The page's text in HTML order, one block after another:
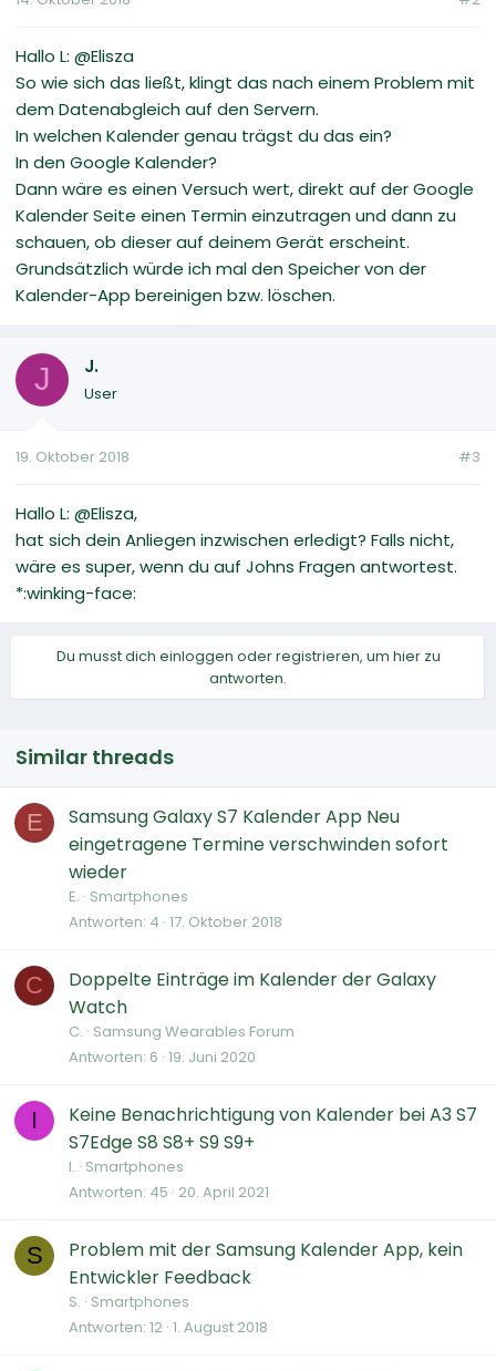
Hallo L: @Elisza
So wie sich das ließt, klingt das nach einem Problem mit
dem Datenabgleich auf den Servern.
In welchen Kalender genau trägst du das ein?
In den Google Kalender?
Dann wäre es einen Versuch wert, direkt auf der Google
Kalender Seite einen Termin einzutragen und dann zu
schauen, ob dieser auf deinem Gerät erscheint.
Grundsätzlich würde ich mal den Speicher von der
Kalender-App bereinigen bzw. löschen.
J J.
User
19. Oktober 2018 #3
Hallo L: @Elisza,
hat sich dein Anliegen inzwischen erledigt? Falls nicht,
wäre es super, wenn du auf Johns Fragen antwortest.
*:winking-face:
Du musst dich einloggen oder registrieren, um hier zu
antworten.
Similar threads
E
Samsung Galaxy S7 Kalender App Neu
eingetragene Termine verschwinden sofort
wieder
E. Smartphones
Antworten 4 17. Oktober 2018
C
Doppelte Einträge im Kalender der Galaxy
Watch
C. Samsung Wearables Forum
Antworten 6 19. Juni 2020
I
Keine Benachrichtigung von Kalender bei A3 S7
S7Edge S8 S8+ S9 S9+
I. Smartphones
Antworten 45 20. April 2021
S
Problem mit der Samsung Kalender App, kein
Entwickler Feedback
S. Smartphones
Antworten 12 1. August 2018